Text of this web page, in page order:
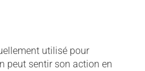
utilisé pour
peut sentir son action en